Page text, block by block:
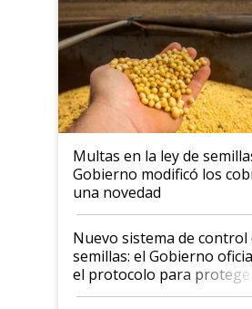
Multas en la ley de
Gobierno modificó los
una novedad
Nuevo sistema de control
semillas: el Gobierno
el protocolo para proteger
propiedad intelectual